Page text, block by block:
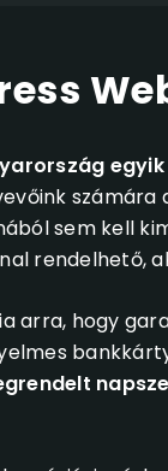
sem kell
rendelhető,
arra, hogy